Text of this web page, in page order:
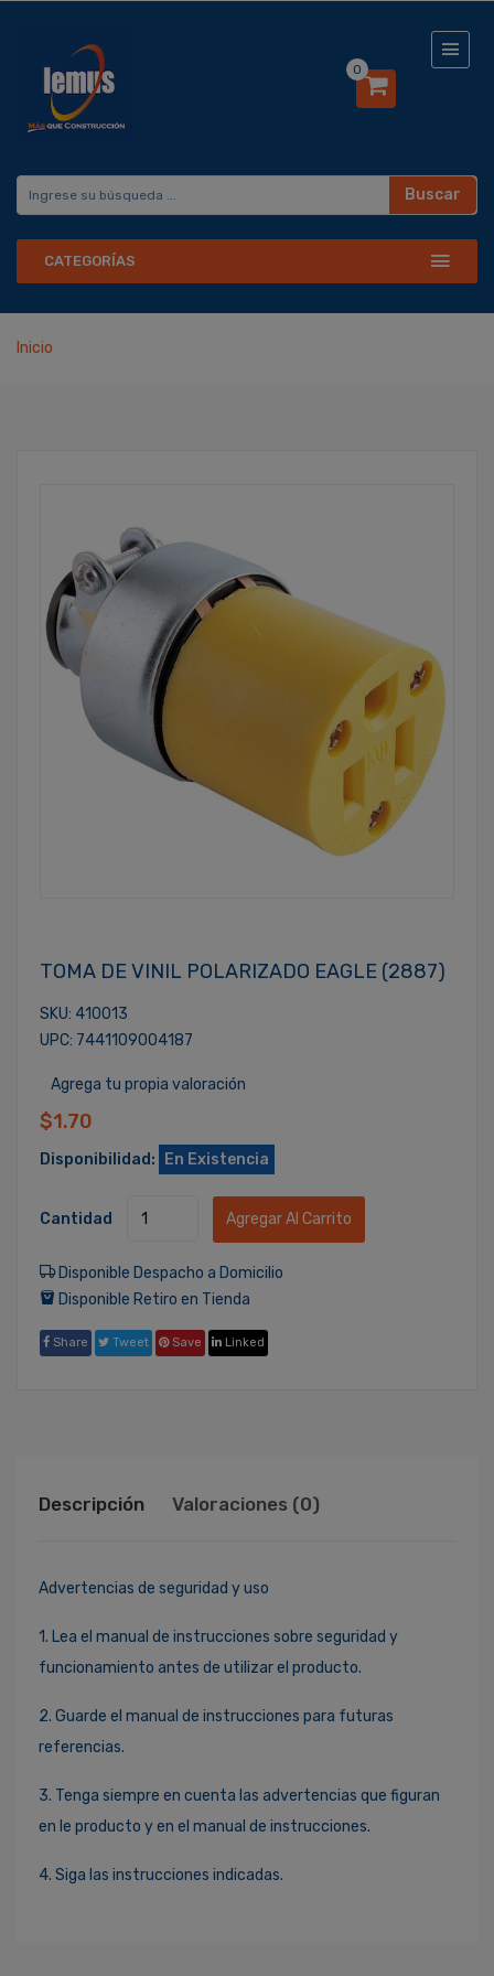
0
Buscar
CATEGORÍAS
Inicio
TOMA DE VINIL POLARIZADO EAGLE (2887)
SKU: 410013
UPC: 7441109004187
Agrega tu propia valoración
$1.70
Disponibilidad: En Existencia
Cantidad Agregar Al Carrito
Disponible Despacho a Domicilio
Disponible Retiro en Tienda
Share Tweet Save Linked
Descripción Valoraciones (0)
Advertencias de seguridad y uso
1. Lea el manual de instrucciones sobre seguridad y
funcionamiento antes de utilizar el producto.
2. Guarde el manual de instrucciones para futuras
referencias.
3. Tenga siempre en cuenta las advertencias que figuran
en le producto y en el manual de instrucciones.
4. Siga las instrucciones indicadas.